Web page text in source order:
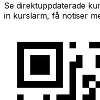
Se direktuppdaterade
in kurslarm, få notiser